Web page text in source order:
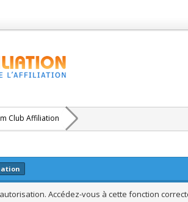
Club Affiliation
Accédez-vous à cette fonction